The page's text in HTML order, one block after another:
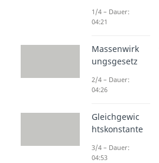
1/4 – Dauer:
04:21
Massenwirk
ungsgesetz
2/4 – Dauer:
04:26
Gleichgewic
htskonstante
3/4 – Dauer:
04:53